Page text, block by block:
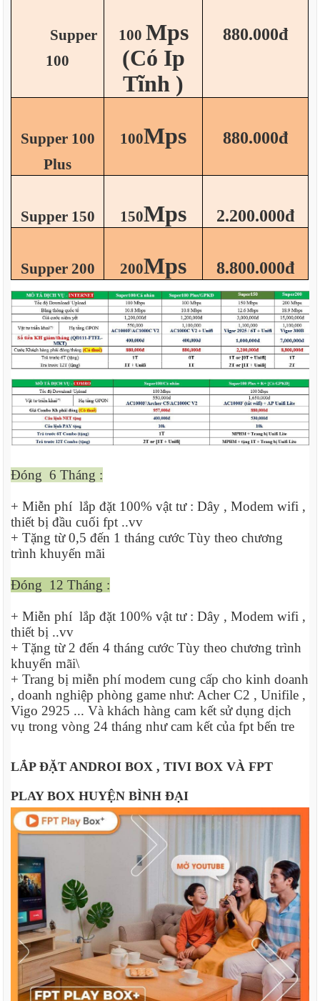
Supper
100
100 Mps
(Có Ip
Tĩnh )
880.000đ
Supper 100
Plus
100Mps 880.000đ
Supper 150 150Mps 2.200.000đ
Supper 200 200Mps 8.800.000đ
Đóng 6 Tháng :
+ Miễn phí lắp đặt 100% vật tư : Dây , Modem wifi ,
thiết bị đầu cuối fpt ..vv
+ Tặng từ 0,5 đến 1 tháng cước Tùy theo chương
trình khuyến mãi
Đóng 12 Tháng :
+ Miễn phí lắp đặt 100% vật tư : Dây , Modem wifi ,
thiết bị ..vv
+ Tặng từ 2 đến 4 tháng cước Tùy theo chương trình
khuyến mãi\
+ Trang bị miễn phí modem cung cấp cho kinh doanh
, doanh nghiệp phòng game như: Acher C2 , Unifile ,
Vigo 2925 ... Và khách hàng cam kết sử dụng dịch
vụ trong vòng 24 tháng như cam kết của fpt bến tre
LẮP ĐẶT ANDROI BOX , TIVI BOX VÀ FPT
PLAY BOX HUYỆN BÌNH ĐẠI